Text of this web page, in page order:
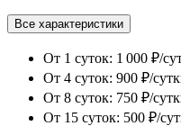
Все характеристики
От 1 суток: 1 000 ₽/
От 4 суток: 900 ₽/
От 8 суток: 750 ₽/
От 15 суток: 500 ₽/